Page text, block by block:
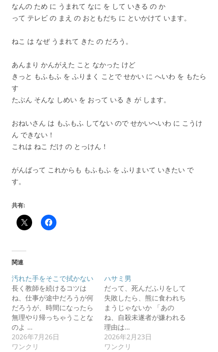
なんの ため に うまれて なに を して いきる の か
って テレビ の まえ の おともだち に といかけて います。
ねこ は なぜ うまれて きた の だろう。
あんまり かんがえた こと なかった けど
きっと もふもふ を ふりまく ことで せかい に へいわ を もたら
す
たぶん そんな しめい を おって いる き が します。
おねいさん は もふもふ してない ので せかいへいわ に こうけ
ん できない！
これは ねこ だけ の とっけん！
がんばって これからも もふもふ を ふりまいて いきたい で
す。
共有:
関連
汚れた手をそこで拭かない
長く教師を続けるコツは
ね、仕事が途中だろうが何
だろうが、時間になったら
無理やり帰っちゃうことな
のよ …
2026年7月26日
ワンクリ
ハサミ男
だって、死んだふりをして
失敗したら、熊に食われち
まうじゃないか 「あの
ね、自殺未遂者が嫌われる
理由は…
2026年2月23日
ワンクリ